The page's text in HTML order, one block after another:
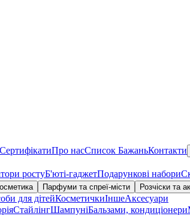
СертифікатиПро насСписок БажаньКонтакти
ростуБ'юті-гаджетПодарункові набори
Парфуми та спреї-місти Розчіски та
для дітейКосметичкиІншеАксесуари
СтайлінгШампуніБальзами, кондиціонери